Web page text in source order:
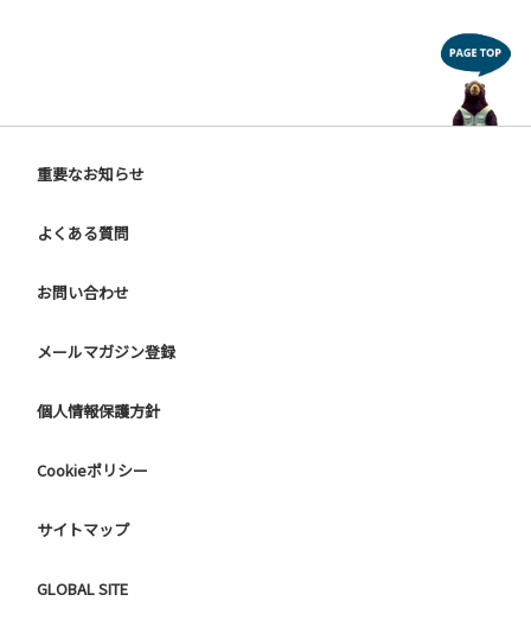
重要なお知らせ
よくある質問
お問い合わせ
メールマガジン登録
個人情報保護方針
Cookieポリシー
サイトマップ
GLOBAL SITE